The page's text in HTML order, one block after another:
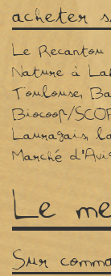
acheter
Le
Nature à
Toulouse,
Biocoop/
Lauragais,
Marché
Le
Sur